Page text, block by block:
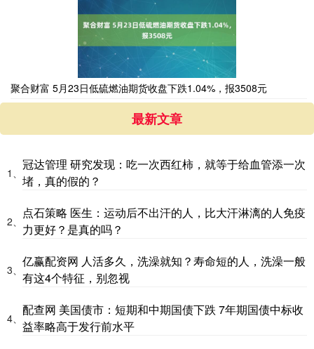
聚合财富 5月23日低硫燃油期货收盘下跌1.04%，报3508元
最新文章
1、
冠达管理 研究发现：吃一次西红柿，就等于给血管添一次
堵，真的假的？
2、
点石策略 医生：运动后不出汗的人，比大汗淋漓的人免疫
力更好？是真的吗？
3、
亿赢配资网 人活多久，洗澡就知？寿命短的人，洗澡一般
有这4个特征，别忽视
4、
配查网 美国债市：短期和中期国债下跌 7年期国债中标收
益率略高于发行前水平